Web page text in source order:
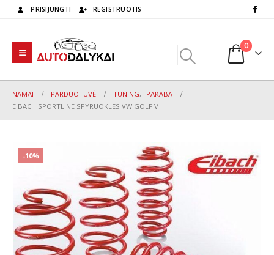
PRISIJUNGTI REGISTRUOTIS
0
NAMAI PARDUOTUVĖ TUNING,
PAKABA
EIBACH SPORTLINE SPYRUOKLĖS VW GOLF V
-10%